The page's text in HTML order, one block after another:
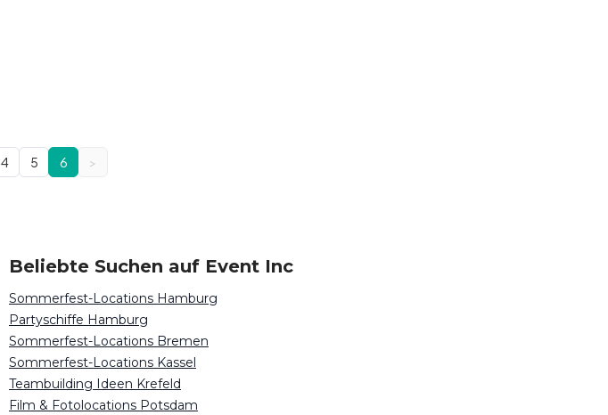
4 5 6 >
Beliebte Suchen auf Event Inc
Sommerfest-Locations Hamburg
Partyschiffe Hamburg
Sommerfest-Locations Bremen
Sommerfest-Locations Kassel
Teambuilding Ideen Krefeld
Film & Fotolocations Potsdam